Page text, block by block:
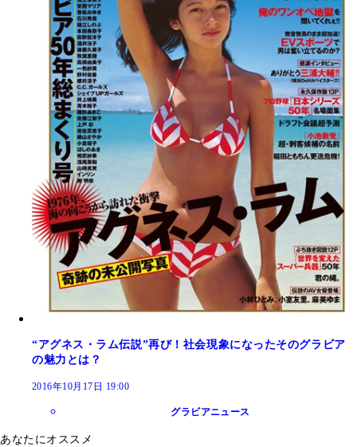
“アグネス・ラム伝説”再び！社会現象になったそのグラビア
の魅力とは？
2016年10月17日 19:00
グラビアニュース
あなたにオススメ